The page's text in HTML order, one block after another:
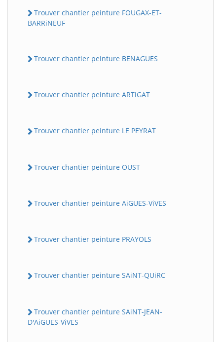
Trouver chantier peinture FOUGAX-ET-
BARRiNEUF
Trouver chantier peinture BENAGUES
Trouver chantier peinture ARTiGAT
Trouver chantier peinture LE PEYRAT
Trouver chantier peinture OUST
Trouver chantier peinture AiGUES-ViVES
Trouver chantier peinture PRAYOLS
Trouver chantier peinture SAiNT-QUiRC
Trouver chantier peinture SAiNT-JEAN-
D'AiGUES-ViVES